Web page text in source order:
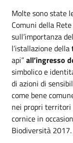
Molte sono state
Comuni della
sull’importanza
l’istallazione della
api”all’ingresso
simbolico e
di azioni di
come bene
nei propri territori
cornice in
Biodiversità 2017.